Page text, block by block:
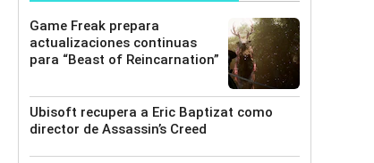
Game Freak prepara
actualizaciones continuas
para “Beast of Reincarnation”
Ubisoft recupera a Eric Baptizat como
director de Assassin’s Creed